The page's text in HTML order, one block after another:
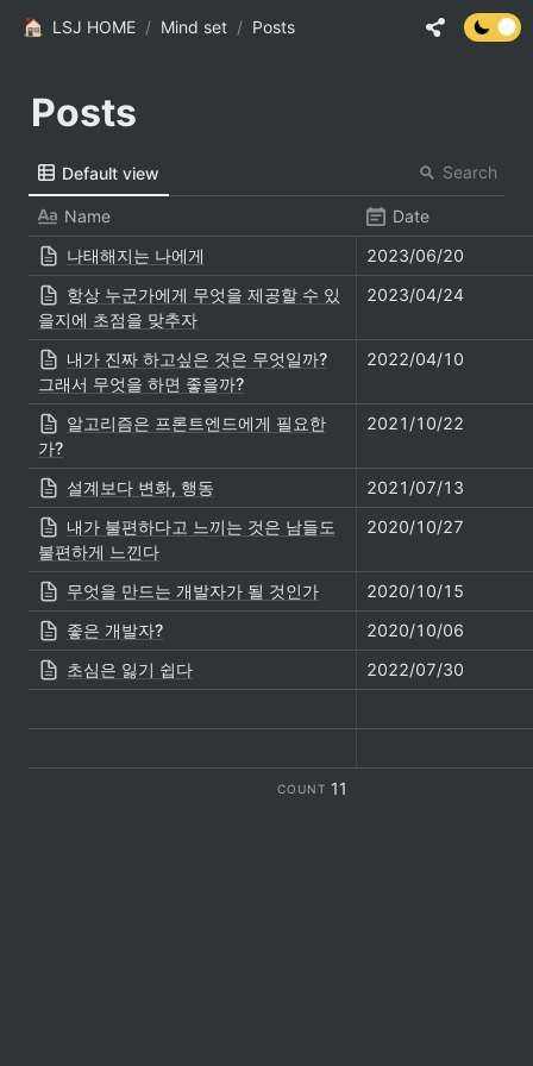
LSJ HOME / Mind set / Posts
Posts
Default view Search
Name
Date
나태해지는 나에게
2023/06/20
항상 누군가에게 무엇을 제공할 수 있
을지에 초점을 맞추자
2023/04/24
내가 진짜 하고싶은 것은 무엇일까?
그래서 무엇을 하면 좋을까?
2022/04/10
알고리즘은 프론트엔드에게 필요한
가?
2021/10/22
설계보다 변화, 행동
2021/07/13
내가 불편하다고 느끼는 것은 남들도
불편하게 느낀다
2020/10/27
무엇을 만드는 개발자가 될 것인가
2020/10/15
좋은 개발자?
2020/10/06
초심은 잃기 쉽다
2022/07/30
COUNT 11